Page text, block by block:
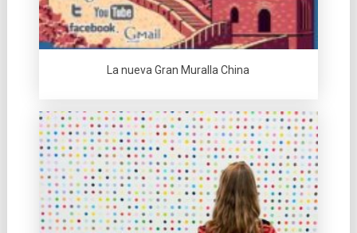
La nueva Gran Muralla China